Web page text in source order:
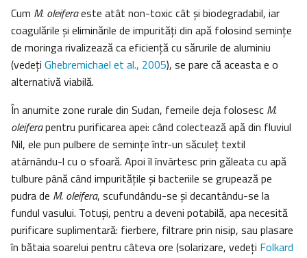
Cum M. oleiferaeste atât non-toxic cât şi biodegradabil, iar
coagulările şi eliminările de impurităţi din apă folosind seminţe
de moringa rivalizează ca eficienţă cu sărurile de aluminiu
(vedeţi Ghebremichael et al., 2005), se pare că aceasta e o
alternativă viabilă.
În anumite zone rurale din Sudan, femeile deja folosesc M.
oleiferapentru purificarea apei: când colectează apă din fluviul
Nil, ele pun pulbere de seminţe într-un săculeţ textil
atârnându-l cu o sfoară. Apoi îl învârtesc prin găleata cu apă
tulbure până când impurităţile şi bacteriile se grupează pe
pudra de M. oleifera, scufundându-se şi decantându-se la
fundul vasului. Totuşi, pentru a deveni potabilă, apa necesită
purificare suplimentară: fierbere, filtrare prin nisip, sau plasare
în bătaia soarelui pentru câteva ore (solarizare, vedeţi Folkard